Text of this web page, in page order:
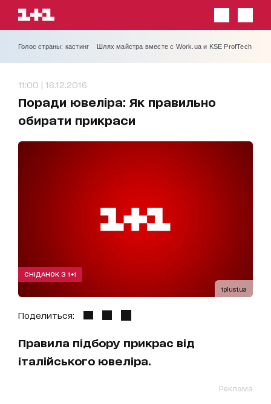
Голос страны: кастинг Шлях майстра вместе с Work.ua и KSE ProfTech
11:00 | 16.12.2016
Поради ювеліра: Як правильно
обирати прикраси
1plus1.ua
СНІДАНОК З 1+1
Поделиться:
Правила підбору прикрас від
італійського ювеліра.
Реклама